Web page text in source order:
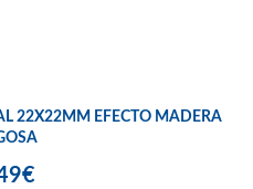
22X22MM EFECTO MADERA